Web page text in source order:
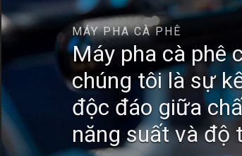
MÁY PHA CÀ PHÊ
Máy pha cà phê
chúng tôi là sự
độc đáo giữa
năng suất và độ